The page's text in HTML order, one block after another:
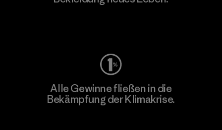
Alle Gewinne fließen in die
Bekämpfung der Klimakrise.